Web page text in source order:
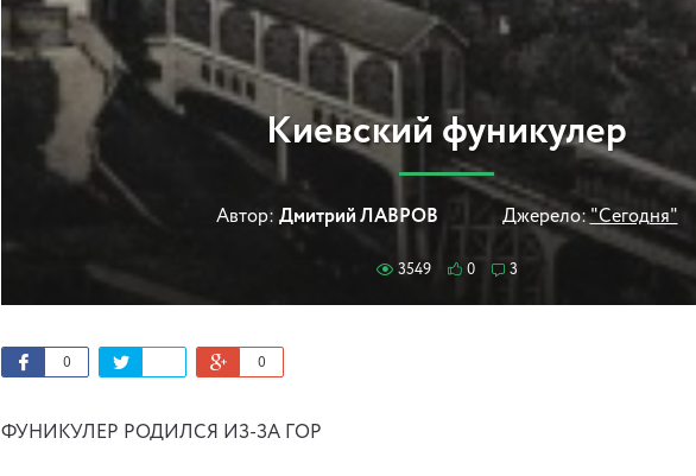
Киевский фуникулер
Автор: Дмитрий ЛАВРОВ Джерело:"Сегодня"
3549 0 3
0 0
ФУНИКУЛЕР РОДИЛСЯ ИЗ-ЗА ГОР